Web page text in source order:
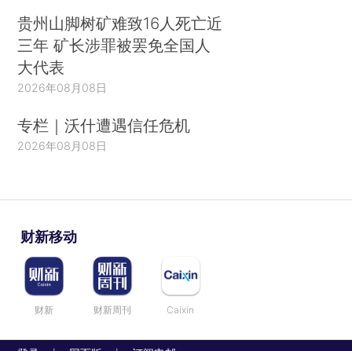
贵州山脚树矿难致16人死亡近
三年 矿长涉罪被罢免全国人
大代表
2026年08月08日
专栏｜沃什遭遇信任危机
2026年08月08日
财新移动
财新 财新周刊 Caixin